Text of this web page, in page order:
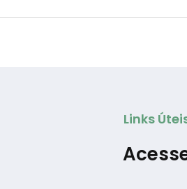
Links